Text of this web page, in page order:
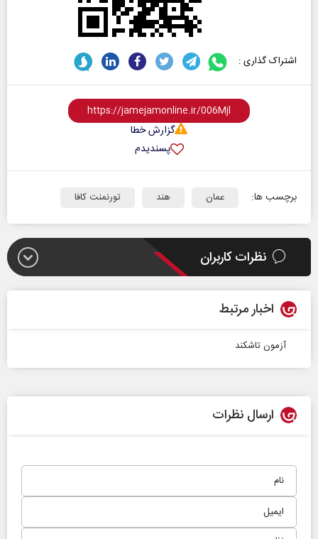
اشتراک گذاری :
گزارش خطا
پسندیدم
برچسب ها: عمان هند تورنمنت کافا
نظرات کاربران
اخبار مرتبط
آزمون تاشکند
ارسال نظرات